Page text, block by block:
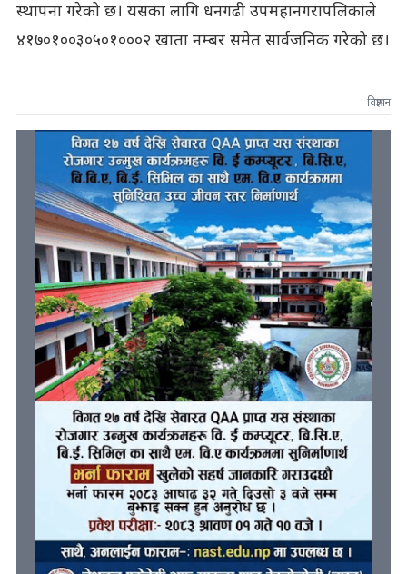
स्थापना गरेको छ। यसका लागि धनगढी उपमहानगरापलिकाले
४१७०१००३०५०१०००२ खाता नम्बर समेत सार्वजनिक गरेको छ।
विज्ञापन